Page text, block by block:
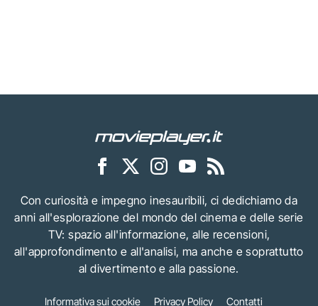
Con curiosità e impegno inesauribili, ci dedichiamo da
anni all'esplorazione del mondo del cinema e delle serie
TV: spazio all'informazione, alle recensioni,
all'approfondimento e all'analisi, ma anche e soprattutto
al divertimento e alla passione.
Informativa sui cookie Privacy Policy Contatti